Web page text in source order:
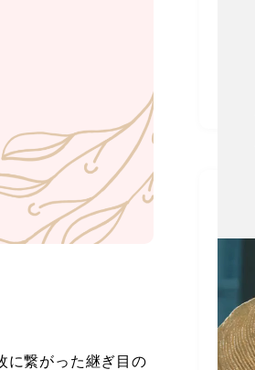
に繋がった継ぎ目の